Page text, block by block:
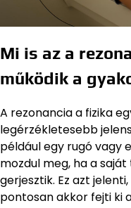
Mi is az a
működik a
A rezonancia a fizika
legérzékletesebb
például egy rugó vagy
mozdul meg, ha a
gerjesztik. Ez azt
pontosan akkor fejti ki